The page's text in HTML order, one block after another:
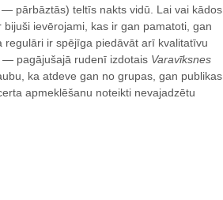
pārbāztās) teltīs nakts vidū. Lai vai kādos
ievērojami, kas ir gan pamatoti, gan
regulāri ir spējīga piedāvāt arī kvalitatīvu
— pagājušajā rudenī izdotais Varavīksnes
ka atdeve gan no grupas, gan publikas
apmeklēšanu noteikti nevajadzētu